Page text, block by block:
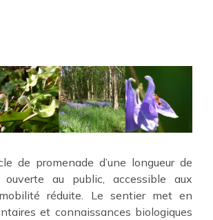
de promenade d’une longueur de
ouverte au public, accessible aux
réduite. Le sentier met en
et connaissances biologiques